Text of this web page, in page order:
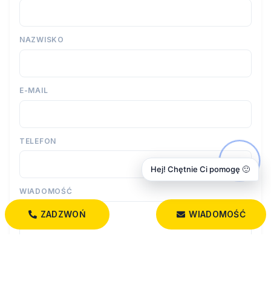
NAZWISKO
E-MAIL
TELEFON
WIADOMOŚĆ
ZADZWOŃ WIADOMOŚĆ
Hej! Chętnie Ci pomogę 🙂